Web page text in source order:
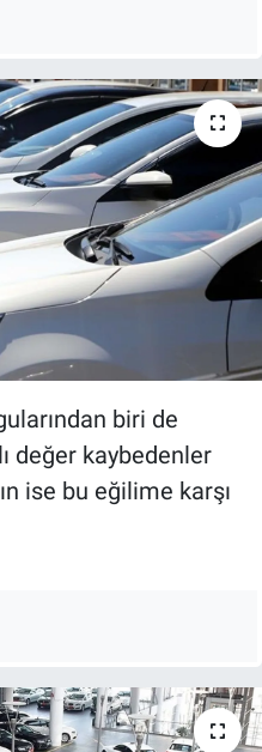
biri de
değer kaybedenler
ise bu eğilime karşı